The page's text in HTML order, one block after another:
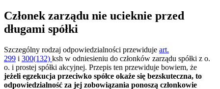
Członek zarządu nie ucieknie przed
długami spółki
Szczególny rodzaj odpowiedzialności przewiduje art.
299 i 300(132) ksh w odniesieniu do członków zarządu spółki z o.
o. i prostej spółki akcyjnej. Przepis ten przewiduje bowiem, że
jeżeli egzekucja przeciwko spółce okaże się bezskuteczna, to
odpowiedzialność za jej zobowiązania ponoszą członkowie